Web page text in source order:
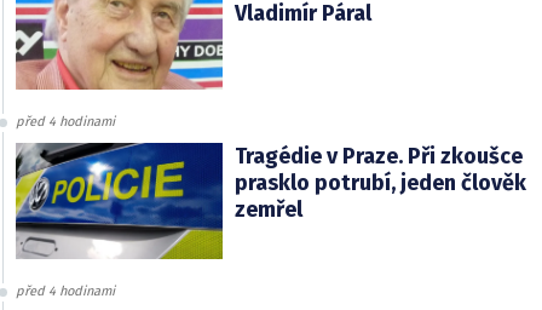
Vladimír Páral
před 4 hodinami
Tragédie v Praze. Při zkoušce
prasklo potrubí, jeden člověk
zemřel
před 4 hodinami